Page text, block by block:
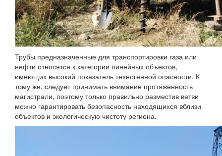
Трубы предназначенные для транспортировки газа или
нефти относятся к категории линейных объектов,
имеющих высокий показатель техногенной опасности. К
тому же, следует принимать внимание протяженность
магистрали, поэтому только правильно разместив ветви
можно гарантировать безопасность находящихся вблизи
объектов и экологическую чистоту региона.